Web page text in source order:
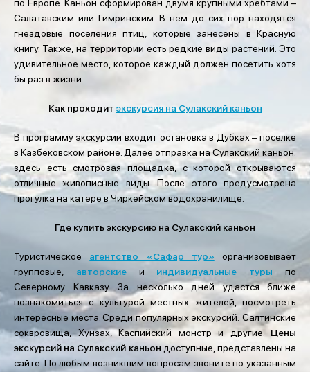
по Европе. Каньон сформирован двумя крупными хребтами –
Салатавским или Гимринским. В нем до сих пор находятся
гнездовые поселения птиц, которые занесены в Красную
книгу. Также, на территории есть редкие виды растений. Это
удивительное место, которое каждый должен посетить хотя
бы раз в жизни.
Как проходит экскурсия на Сулакский каньон
В программу экскурсии входит остановка в Дубках – поселке
в Казбековском районе. Далее отправка на Сулакский каньон:
здесь есть смотровая площадка, с которой открываются
отличные живописные виды. После этого предусмотрена
прогулка на катере в Чиркейском водохранилище.
Где купить экскурсию на Сулакский каньон
Туристическое агентство «Сафар тур» организовывает
групповые, авторскиеи индивидуальные туры
по
Северному Кавказу. За несколько дней удастся ближе
познакомиться с культурой местных жителей, посмотреть
интересные места. Среди популярных экскурсий: Салтинские
соквровища, Хунзах, Каспийский монстр и другие.Цены
экскурсий на Сулакский каньон доступные, представлены на
сайте. По любым возникшим вопросам звоните по указанным